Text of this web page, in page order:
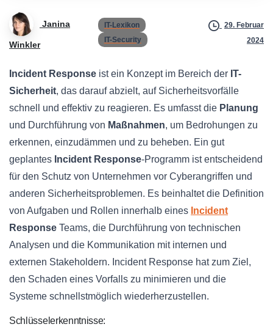
Janina
Winkler
IT-Lexikon
IT-Security
29. Februar
2024
Incident Response ist ein Konzept im Bereich der IT-
Sicherheit, das darauf abzielt, auf Sicherheitsvorfälle
schnell und effektiv zu reagieren. Es umfasst die Planung
und Durchführung von Maßnahmen, um Bedrohungen zu
erkennen, einzudämmen und zu beheben. Ein gut
geplantes Incident Response-Programm ist entscheidend
für den Schutz von Unternehmen vor Cyberangriffen und
anderen Sicherheitsproblemen. Es beinhaltet die Definition
von Aufgaben und Rollen innerhalb eines Incident
Response Teams, die Durchführung von technischen
Analysen und die Kommunikation mit internen und
externen Stakeholdern. Incident Response hat zum Ziel,
den Schaden eines Vorfalls zu minimieren und die
Systeme schnellstmöglich wiederherzustellen.
Schlüsselerkenntnisse: